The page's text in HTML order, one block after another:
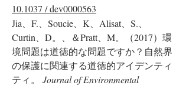
10.1037 / dev0000563
Jia、F.、Soucie、K、Alisat、S.、
Curtin、D。、＆Pratt、M。（2017）環
境問題は道徳的な問題ですか？自然界
の保護に関連する道徳的アイデンティ
ティ。 Journal of Environmental